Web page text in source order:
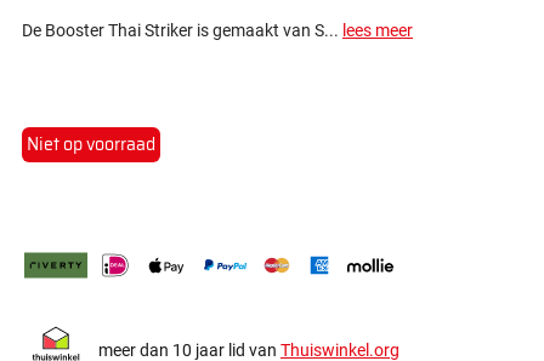
afbeeldingen-
afbeeldingen-
De Booster Thai Striker is gemaakt van S... lees meer
Niet op voorraad
meer dan 10 jaar lid van Thuiswinkel.org